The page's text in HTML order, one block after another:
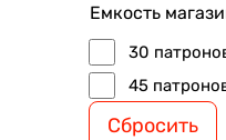
Емкость
30
45
Сбросить